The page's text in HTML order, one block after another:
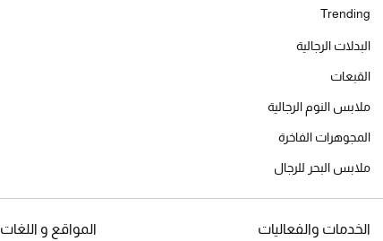
Trending
البدلات الرجالية
القبعات
ملابس النوم الرجالية
المجوهرات الفاخرة
ملابس البحر للرجال
الخدمات والفعاليات المواقع و اللغات